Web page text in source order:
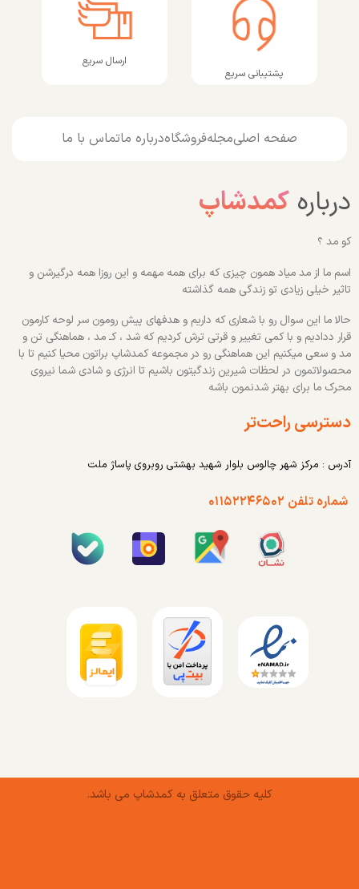
پشتیبانی سریع
ارسال سریع
صفحه اصلیمجلهفروشگاهدرباره ماتماس با ما
درباره کمدشاپ
کو مد ؟
اسم ما از مد میاد همون چیزی که برای همه مهمه و این روزا همه درگیرشن و
تاثیر خیلی زیادی تو زندگی همه گذاشته
حالا ما این سوال رو با شعاری که داریم و هدفهای پیش رومون سر لوحه کارمون
قرار ددادیم و با کمی تغییر و قرتی ترش کردیم که شد ، کـ مد ، هماهنگی تن و
مد و سعی میکنیم این هماهنگی رو در مجموعه کمدشاپ براتون محیا کنیم تا با
محصولاتمون در لحظات شیرین زندگیتون باشیم تا انرژی و شادی شما نیروی
محرک ما برای بهتر شدنمون باشه
دسترسی راحت‌تر
آدرس : مرکز شهر چالوس بلوار شهید بهشتی روبروی پاساژ ملت
شماره تلفن ۰۱۱۵۲۲۴۶۵۰۲
کلیه حقوق متعلق به کمدشاپ می باشد.